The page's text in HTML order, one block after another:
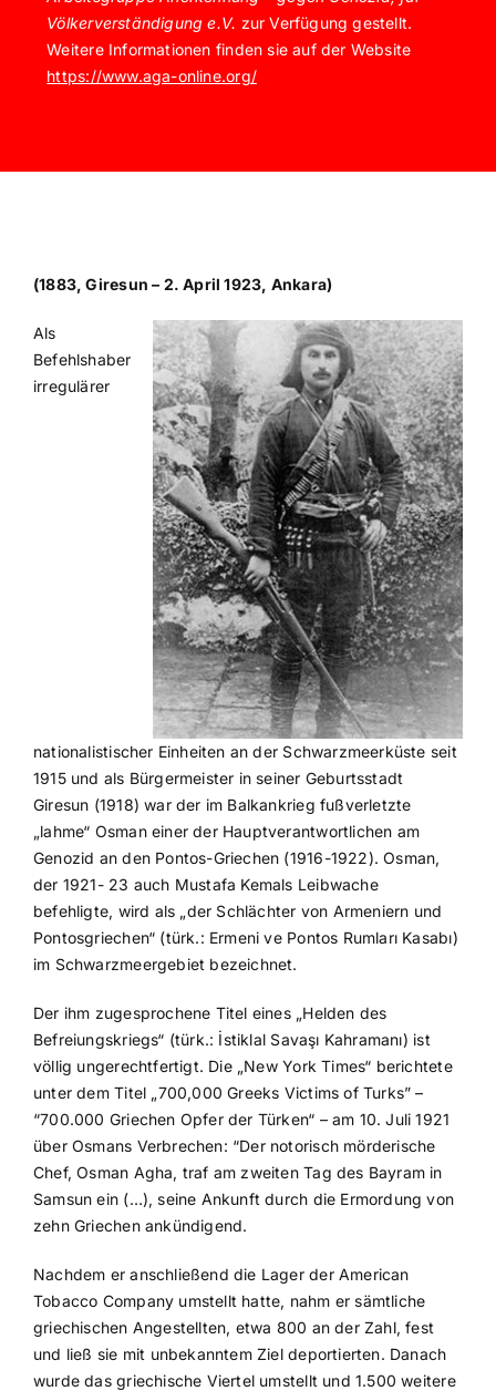
Völkerverständigung e.V. zur Verfügung gestellt.
Weitere Informationen finden sie auf der Website
https://www.aga-online.org/
(1883, Giresun – 2. April 1923, Ankara)
Als
Befehlshaber
irregulärer
nationalistischer Einheiten an der Schwarzmeerküste seit
1915 und als Bürgermeister in seiner Geburtsstadt
Giresun (1918) war der im Balkankrieg fußverletzte
„lahme“ Osman einer der Hauptverantwortlichen am
Genozid an den Pontos-Griechen (1916-1922). Osman,
der 1921- 23 auch Mustafa Kemals Leibwache
befehligte, wird als „der Schlächter von Armeniern und
Pontosgriechen“ (türk.: Ermeni ve Pontos Rumları Kasabı)
im Schwarzmeergebiet bezeichnet.
Der ihm zugesprochene Titel eines „Helden des
Befreiungskriegs“ (türk.: İstiklal Savaşı Kahramanı) ist
völlig ungerechtfertigt. Die „New York Times“ berichtete
unter dem Titel „700,000 Greeks Victims of Turks” –
“700.000 Griechen Opfer der Türken“ – am 10. Juli 1921
über Osmans Verbrechen: “Der notorisch mörderische
Chef, Osman Agha, traf am zweiten Tag des Bayram in
Samsun ein (…), seine Ankunft durch die Ermordung von
zehn Griechen ankündigend.
Nachdem er anschließend die Lager der American
Tobacco Company umstellt hatte, nahm er sämtliche
griechischen Angestellten, etwa 800 an der Zahl, fest
und ließ sie mit unbekanntem Ziel deportierten. Danach
wurde das griechische Viertel umstellt und 1.500 weitere